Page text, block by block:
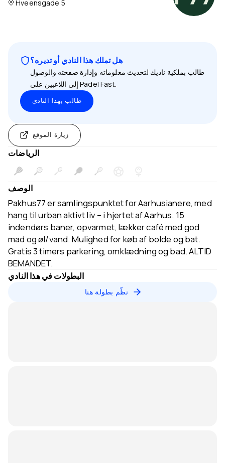
Hveensgade 5
هل تملك هذا النادي أو تديره؟
طالب بملكية ناديك لتحديث معلوماته وإدارة صفحته والوصول
إلى اللاعبين على Padel Fast.
طالب بهذا النادي
زيارة الموقع
الرياضات
الوصف
Pakhus77 er samlingspunktet for Aarhusianere, med
hang til urban aktivt liv – i hjertet af Aarhus. 15
indendørs baner, opvarmet, lækker café med god
mad og øl/vand. Mulighed for køb af bolde og bat.
Gratis 3 timers parkering, omklædning og bad. ALTID
BEMANDET.
البطولات في هذا النادي
نظّم بطولة هنا